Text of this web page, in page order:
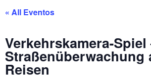
« All Eventos
Verkehrskamera-Spiel
Straßenüberwachung
Reisen